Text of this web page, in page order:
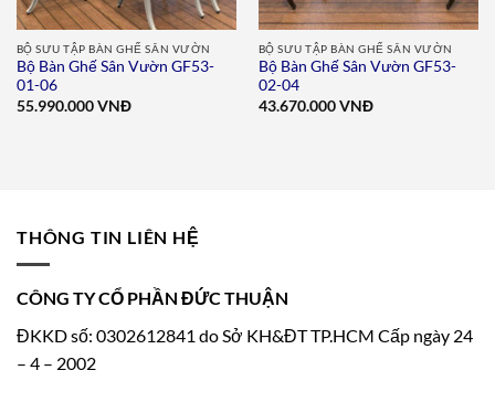
BỘ SƯU TẬP BÀN GHẾ SÂN VƯỜN
Bộ Bàn Ghế Sân Vườn GF53-
01-06
55.990.000VNĐ
BỘ SƯU TẬP BÀN GHẾ SÂN VƯỜN
Bộ Bàn Ghế Sân Vườn GF53-
02-04
43.670.000VNĐ
THÔNG TIN LIÊN HỆ
CÔNG TY CỔ PHẦN ĐỨC THUẬN
ĐKKD số: 0302612841 do Sở KH&ĐT TP.HCM Cấp ngày 24
– 4 – 2002